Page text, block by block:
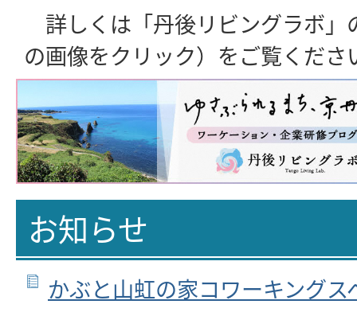
詳しくは「丹後リビングラボ」
の画像をクリック）をご覧くださ
お知らせ
かぶと山虹の家コワーキングス